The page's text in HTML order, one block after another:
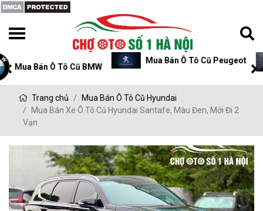
Mua Bán Ô Tô Cũ Peugeot Mua Bán Ô Tô Cũ
Trang chủ
Mua Bán Ô Tô Cũ Hyundai
Mua Bán Xe Ô Tô Cũ Hyundai Santafe, Màu Đen, Mới Đi 2
Vạn